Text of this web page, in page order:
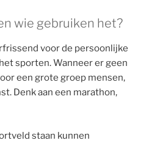
wie gebruiken het?
voor de persoonlijke
sporten. Wanneer er geen
een grote groep mensen,
Denk aan een marathon,
staan kunnen